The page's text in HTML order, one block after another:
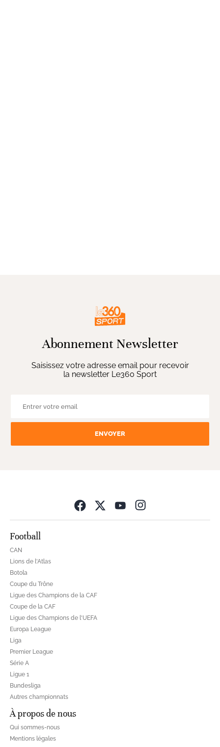
Abonnement Newsletter
Saisissez votre adresse email pour recevoir
la newsletter Le360 Sport
ENVOYER
Football
CAN
Lions de l'Atlas
Botola
Coupe du Trône
Ligue des Champions de la CAF
Coupe de la CAF
Ligue des Champions de l'UEFA
Europa League
Liga
Premier League
Série A
Ligue 1
Bundesliga
Autres championnats
À propos de nous
Qui sommes-nous
Mentions légales